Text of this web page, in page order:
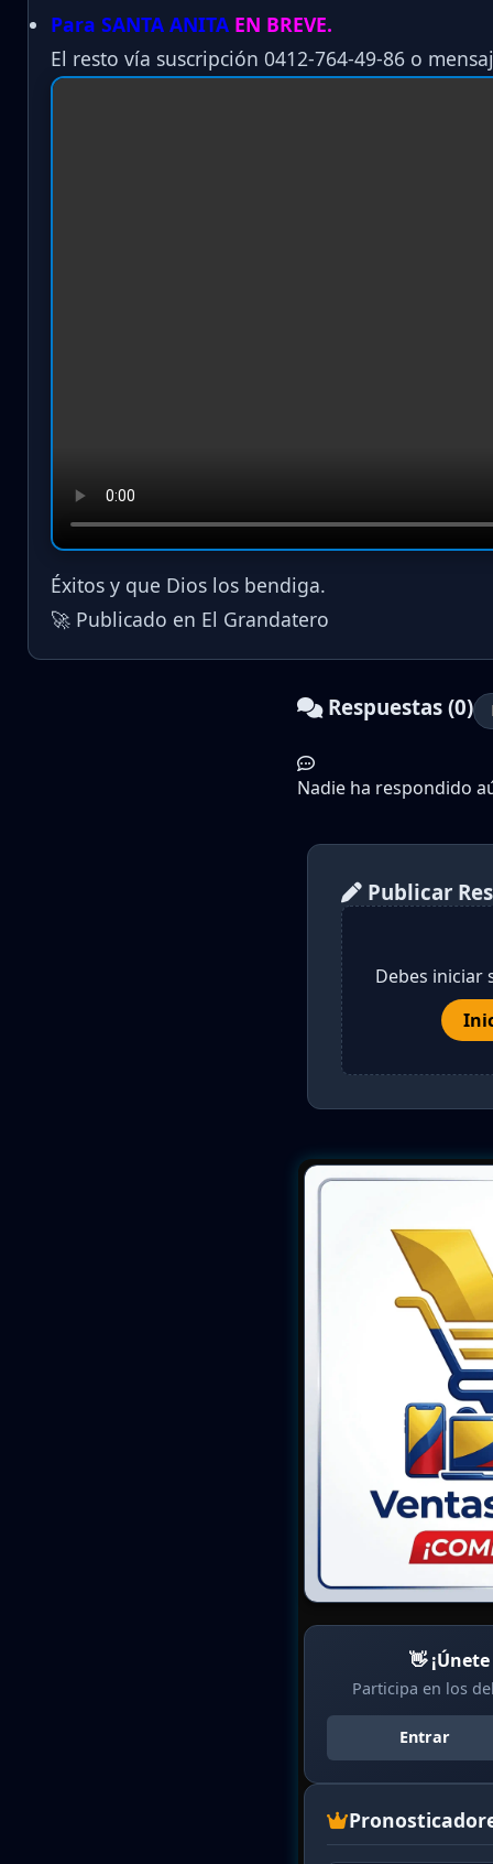
Para SANTA ANITA EN BREVE.
El resto vía suscripción 0412-764-49-86 o
Éxitos y que Dios los bendiga.
🚀 Publicado en El Grandatero
Respuestas (0)
Nadie ha respondido
Publicar
Debes iniciar
👋
Participa en los
Entrar